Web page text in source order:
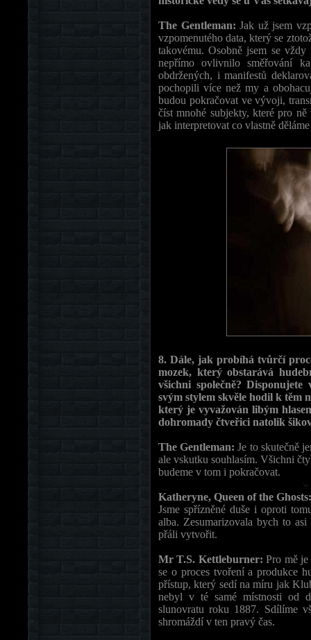
The Gentleman:Jak už jsem
vzpomenutého data, který se
takovému. Osobně jsem se
nepřímo ovlivnilo směřování
obdržených, i manifestů
pochopili více než my a
budou pokračovat ve vývoji,
číst mnohé subjekty, které pro
jak interpretovat co vlastně
8. Dále, jak probíhá tvůrčí
mozek, který obstarává
všichni společně?
svým stylem skvěle hodil k těm
který je vyvažován libým
dohromady čtveřici natolik
The Gentleman:Je to skutečně
ale vskutku souhlasím. Všichni
budeme v tom i pokračovat.
Katheryne, Queen of the
Jsme spřízněné duše i oproti
alba. Zesumarizovala bych to
přáli vytvořit.
Mr T.S. Kettleburner:Pro mě
se o proces tvoření a produkce
přístup, který sedí na míru jak
nebyl v té samé místnosti od
slunovratu roku 1887. Sdílíme
shromáždí v ten pravý čas.